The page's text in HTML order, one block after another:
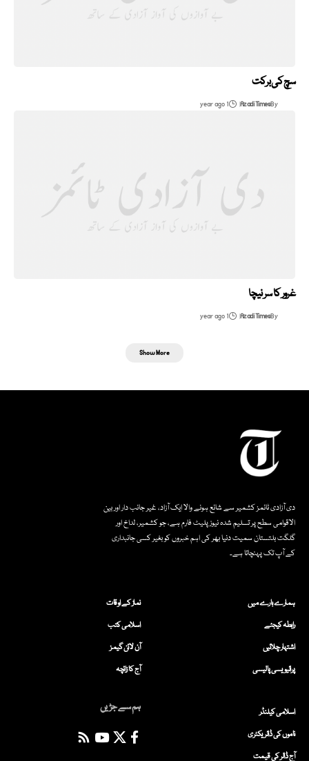
سچ کی برکت
By
Azadi Times
1 year ago
غرور کا سر نیچا
By
Azadi Times
1 year ago
Show More
دی آزادی ٹائمز کشمیر سے شائع ہونے والا ایک آزاد، غیر جانب دار اور بین
الاقوامی سطح پر تسلیم شدہ نیوز پلیٹ فارم ہے، جو کشمیر، لداخ اور
گلگت بلتستان سمیت دنیا بھر کی اہم خبروں کو بغیر کسی جانبداری
کے آپ تک پہنچاتا ہے۔
ہمارے بارے میں
رابطہ کیجئے
اشتہار چلائیں
پرائیویسی پالیسی
نماز کے اوقات
اسلامی کتب
آن لائن گیمز
آج کا زائچہ
اسلامی کیلنڈر
ناموں کی ڈائریکٹری
آج ڈالر کی قیمت
ہم سے جڑیں